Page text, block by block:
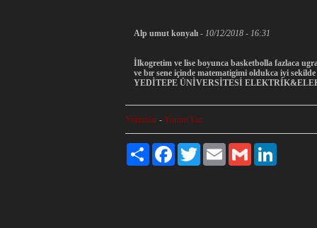
Alp umut konyalı - 10/12/2018 - 16:31
İlkogretim ve lise boyunca basketbolla fazlaca
ve bır sene içinde matematigimi oldukca iyi
YEDİTEPE ÜNİVERSİTESİ
Yorumlar - Yorum Yaz
Paylaş FacebookTwitter Email Gmail